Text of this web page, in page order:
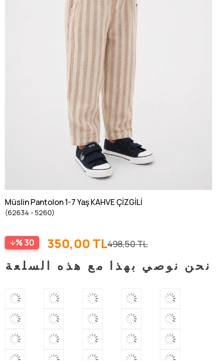
Müslin Pantolon 1-7 Yaş KAHVE ÇİZGİLİ
(62634 - 5260)
30 498,50 TL
350,00 TL
نحن نوصي بهذا مع هذه السلعة